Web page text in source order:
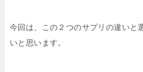
今回は、この２つのサプリの違いと
いと思います。